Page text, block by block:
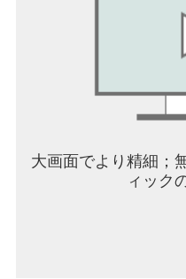
ライブを楽しんだり、
だわりのインテリアで
らぶらしてショッピン
公式サイト：https://
大画面でより精細；
ィック